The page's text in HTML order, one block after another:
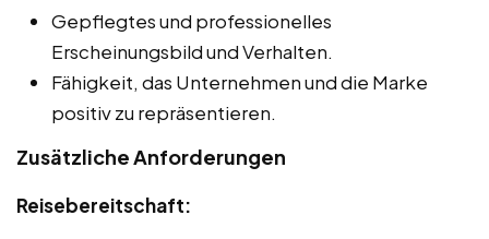
Gepflegtes und professionelles
Erscheinungsbild und Verhalten.
Fähigkeit, das Unternehmen und die Marke
positiv zu repräsentieren.
Zusätzliche Anforderungen
Reisebereitschaft: